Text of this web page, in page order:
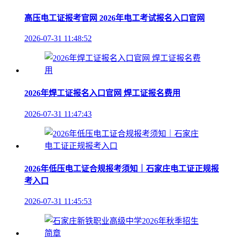
高压电工证报考官网 2026年电工考试报名入口官网
2026-07-31 11:48:52
2026年焊工证报名入口官网 焊工证报名费用
2026-07-31 11:47:43
2026年低压电工证合规报考须知｜石家庄电工证正规报
考入口
2026-07-31 11:45:53